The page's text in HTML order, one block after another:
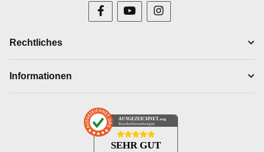
Rechtliches
Informationen
AUSGEZEICHNET .org
Kundenbewertungen
SEHR GUT